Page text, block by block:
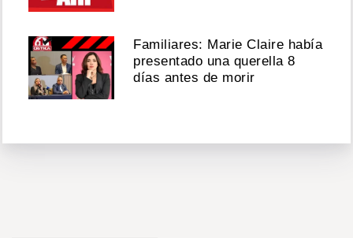
Familiares: Marie Claire había
presentado una querella 8
días antes de morir